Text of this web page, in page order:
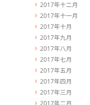
2017年十二月
2017年十一月
2017年十月
2017年九月
2017年八月
2017年七月
2017年五月
2017年四月
2017年三月
2017年二月